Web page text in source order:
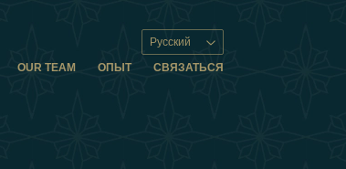
Русский
OUR TEAM ОПЫТ СВЯЗАТЬСЯ